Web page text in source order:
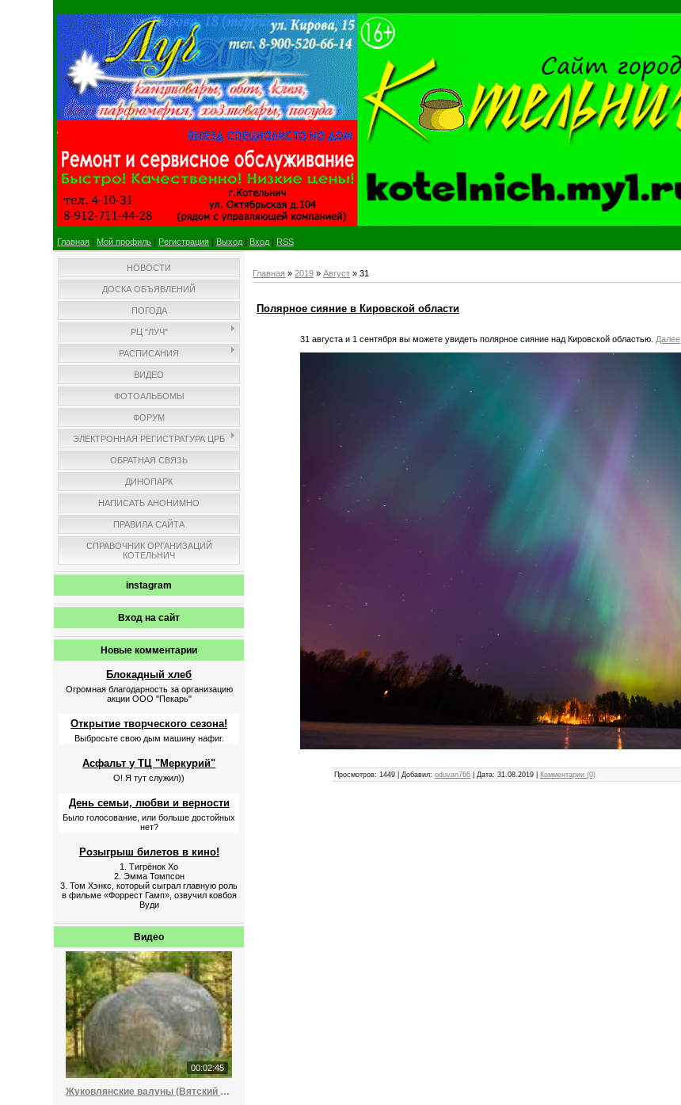
Главная | Мой профиль | Регистрация | Выход | Вход | RSS
НОВОСТИ
ДОСКА ОБЪЯВЛЕНИЙ
ПОГОДА
РЦ "ЛУЧ"
РАСПИСАНИЯ
ВИДЕО
ФОТОАЛЬБОМЫ
ФОРУМ
ЭЛЕКТРОННАЯ РЕГИСТРАТУРА ЦРБ
ОБРАТНАЯ СВЯЗЬ
ДИНОПАРК
НАПИСАТЬ АНОНИМНО
ПРАВИЛА САЙТА
СПРАВОЧНИК ОРГАНИЗАЦИЙ
КОТЕЛЬНИЧ
instagram
Вход на сайт
Новые комментарии
Блокадный хлеб
Огромная благодарность за организацию
акции ООО "Пекарь"
Открытие творческого сезона!
Выбросьте свою дым машину нафиг.
Асфальт у ТЦ "Меркурий"
О! Я тут служил))
День семьи, любви и верности
Было голосование, или больше достойных
нет?
Розыгрыш билетов в кино!
1. Тигрёнок Хо
2. Эмма Томпсон
3. Том Хэнкс, который сыграл главную роль
в фильме «Форрест Гамп», озвучил ковбоя
Вуди
Видео
00:02:45
Жуковлянские валуны (Вятский стоунхендж)
Главная »2019 » Август » 31
Полярное сияние в Кировской области
31 августа и 1 сентября вы можете увидеть полярное сияние над Кировской областью.Далее
Просмотров: 1449 | Добавил:oduvan766 | Дата:31.08.2019 Комментарии (0)